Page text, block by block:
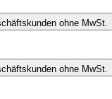
ohne MwSt.
ohne MwSt.